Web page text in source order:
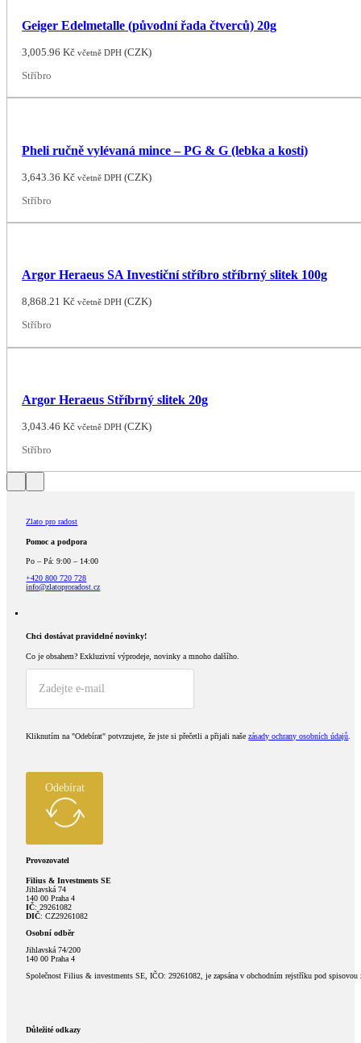
Geiger Edelmetalle (původní řada čtverců) 20g
3,005.96Kč včetně DPH (CZK)
Stříbro
Pheli ručně vylévaná mince – PG & G (lebka a kosti)
3,643.36Kč včetně DPH (CZK)
Stříbro
Argor Heraeus SA Investiční stříbro stříbrný slitek 100g
8,868.21Kč včetně DPH (CZK)
Stříbro
Argor Heraeus Stříbrný slitek 20g
3,043.46Kč včetně DPH (CZK)
Stříbro
Zlato pro radost
Pomoc a podpora
Po – Pá: 9:00 – 14:00
+420 800 720 728
info@zlatoproradost.cz
Chci dostávat pravidelné novinky!​
Co je obsahem? Exkluzivní výprodeje, novinky a mnoho dalšího.
Kliknutím na "Odebírat" potvrzujete, že jste si přečetli a přijali našezásady ochrany osobních údajů
Odebírat
Provozovatel
Filius & Investments SE
Jihlavská 74
140 00 Praha 4
IČ: 29261082
DIČ: CZ29261082
Osobní odběr
Jihlavská 74/200
140 00 Praha 4
Společnost Filius & investments SE, IČO: 29261082, je zapsána v obchodním rejstříku pod spisovou
Důležité odkazy